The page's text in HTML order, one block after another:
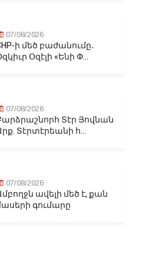
07/08/2026
ի մեծ բաժանումը․
Օզէլի «Ենի Փ...
07/08/2026
Տէր Յովնան
Տէրտէրեանի հ...
07/08/2026
ավելի մեծ է, քան
գումարը